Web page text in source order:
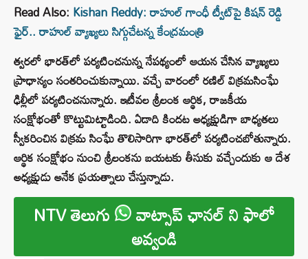
Read Also: Kishan Reddy: రాహుల్ గాంధీ ట్వీట్⁬పై కిషన్ రెడ్డి
ఫైర్.. రాహుల్ వ్యాఖ్యలు సిగ్గుచేటన్న కేంద్రమంత్రి
త్వరలో భారత్‌లో పర్యటించనున్న నేపథ్యంలో ఆయన చేసిన వ్యాఖ్యలు
ప్రాధాన్యం సంతరించుకున్నాయి. వచ్చే వారంలో రణిల్‌ విక్రమసింఘే
ఢిల్లీలో పర్యటించనున్నారు. ఇటీవల శ్రీలంక ఆర్థిక, రాజకీయ
సంక్షోభంతో కొట్టుమిట్టాడింది. ఏడాది కిందట అధ్యక్షుడిగా బాధ్యతలు
స్వీకరించిన విక్రమ సింఘే తొలిసారిగా భారత్‌లో పర్యటించబోతున్నారు.
ఆర్థిక సంక్షోభం నుంచి శ్రీలంకను బయటకు తీసుకు వచ్చేందుకు ఆ దేశ
అధ్యక్షుడు అనేక ప్రయత్నాలు చేస్తున్నాడు.
NTV తెలుగు వాట్సాప్ ఛానల్ ని ఫాలో
అవ్వండి